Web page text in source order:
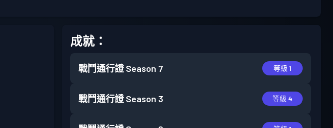
成就：
戰鬥通行證 Season 7 等級 1
戰鬥通行證 Season 3 等級 4